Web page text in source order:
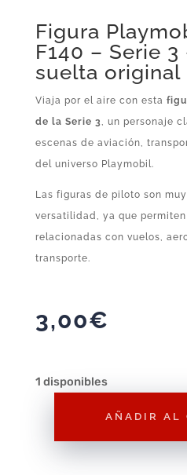
Figura
F140 – Serie
suelta original
Viaja por el aire con esta
de la Serie 3
, un personaje
escenas de aviación,
del universo Playmobil.
Las figuras de piloto son
versatilidad, ya que
relacionadas con vuelos,
transporte.
3,00€
1 disponibles
AÑADIR AL